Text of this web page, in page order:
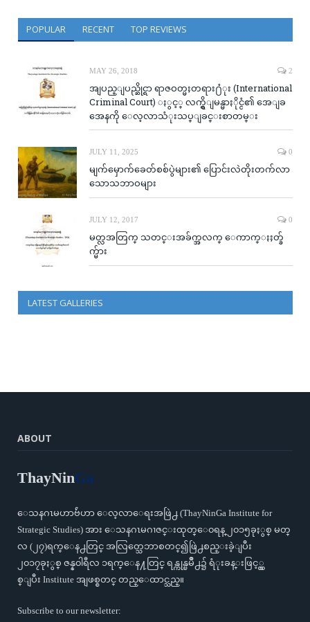
POPULAR RECENT TOP REVIEWS
MAY 26, 2018 2
အျပည္ျပည္ဆိုင္ရာ ရာဇဝတ္မႈတရား႐ံုး (International
Criminal Court) ႏွင့္ လက္ရွိျမန္မာႏိုင္ငံ၏ အေျခ
အေနကို ေလ့လာသံုးသပ္ျခင္းစာတမ္း
JULY 11, 2025 0
မျက်မှောက်ခေတ်စစ်ပွဲများ၏ ပြောင်းလဲတိုးတက်လာ
သောသဘာဝများ
JULY 12, 2017 0
မတ္လအတြက္ သတင္းအခ်က္အလက္ ေကာက္ႏႈတ္ခ်
က္မ်ား
LATEST GALLERIES
ABOUT
ThayNinGa
ေသနဂၤမဟာဗ်ဴဟာ ေလ့လာေရးအဖြဲ႕ (ThayNinGa Institute for
Strategic Studies) အား ေသနဂၤမဂၢဇင္းထုတ္ေ၀ရန္ ၂၀၁၅ခုႏွစ္ မတ္
လ (၂၇)ရက္ေန႕တြင္ အလြတ္သေဘာစတင္၍ဖြဲ႕စည္းခဲ့ျပီး
၂၀၁၇ခုႏွစ္ ဇန္န၀ါရီလ ၁ရက္ေန႔တြင္ ရန္ကုန္ၿမိဳ႕၌ ရံုးခန္းဖြင့္လွ
စ္ျပီး Institute အျဖစ္စတင္ တည္ေထာင္သည္။
Subscribe to our newsletter: